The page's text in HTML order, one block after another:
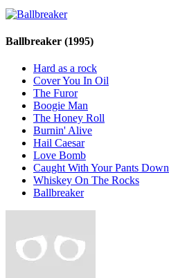
Ballbreaker (1995)
Hard as a rock
Cover You In Oil
The Furor
Boogie Man
The Honey Roll
Burnin' Alive
Hail Caesar
Love Bomb
Caught With Your Pants Down
Whiskey On The Rocks
Ballbreaker